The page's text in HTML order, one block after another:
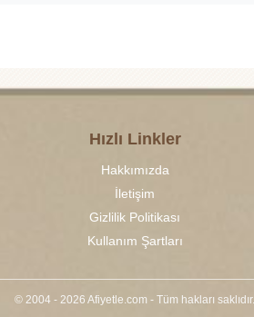
Hızlı Linkler
Hakkımızda
İletişim
Gizlilik Politikası
Kullanım Şartları
© 2004 - 2026 Afiyetle.com - Tüm hakları saklıdır.